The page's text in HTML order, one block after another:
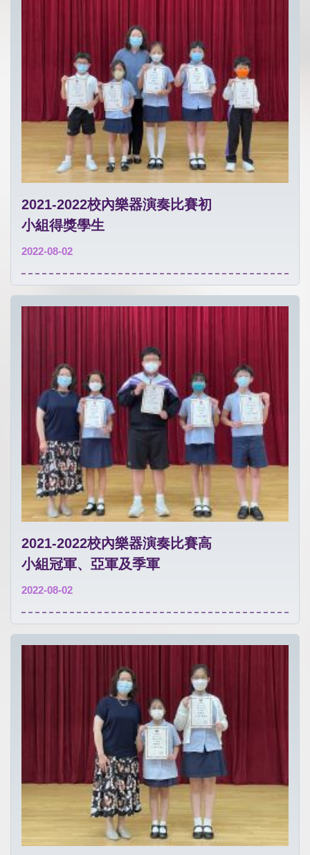
2021-2022校內樂器演奏比賽初
小組得獎學生
2022-08-02
2021-2022校內樂器演奏比賽高
小組冠軍、亞軍及季軍
2022-08-02